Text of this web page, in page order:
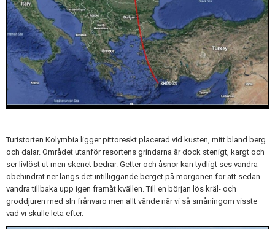
Turistorten Kolymbia ligger pittoreskt placerad vid kusten, mitt bland berg
och dalar. Området utanför resortens grindarna är dock stenigt, kargt och
ser livlöst ut men skenet bedrar. Getter och åsnor kan tydligt ses vandra
obehindrat ner längs det intilliggande berget på morgonen för att sedan
vandra tillbaka upp igen framåt kvällen. Till en början lös kräl- och
groddjuren med sIn frånvaro men allt vände när vi så småningom visste
vad vi skulle leta efter.